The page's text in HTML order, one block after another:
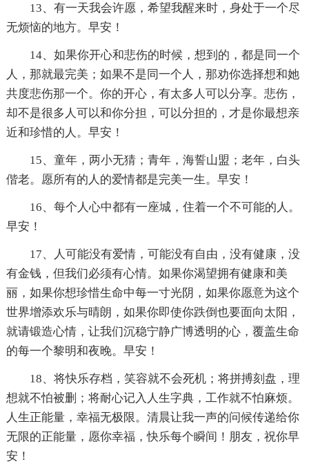
13、有一天我会许愿，希望我醒来时，身处于一个尽
无烦恼的地方。早安！
14、如果你开心和悲伤的时候，想到的，都是同一个
人，那就最完美；如果不是同一个人，那劝你选择想和她
共度悲伤那一个。你的开心，有太多人可以分享。悲伤，
却不是很多人可以和你分担，可以分担的，才是你最想亲
近和珍惜的人。早安！
15、童年，两小无猜；青年，海誓山盟；老年，白头
偕老。愿所有的人的爱情都是完美一生。早安！
16、每个人心中都有一座城，住着一个不可能的人。
早安！
17、人可能没有爱情，可能没有自由，没有健康，没
有金钱，但我们必须有心情。如果你渴望拥有健康和美
丽，如果你想珍惜生命中每一寸光阴，如果你愿意为这个
世界增添欢乐与晴朗，如果你即使你跌倒也要面向太阳，
就请锻造心情，让我们沉稳宁静广博透明的心，覆盖生命
的每一个黎明和夜晚。早安！
18、将快乐存档，笑容就不会死机；将拼搏刻盘，理
想就不怕被删；将耐心记入人生字典，工作就不怕麻烦。
人生正能量，幸福无极限。清晨让我一声的问候传递给你
无限的正能量，愿你幸福，快乐每个瞬间！朋友，祝你早
安！